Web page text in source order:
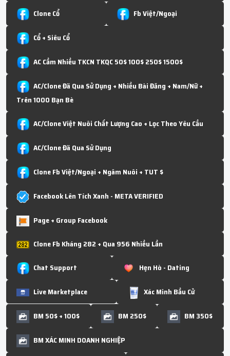
Clone Cổ Fb Việt/Ngoại
Cổ + Siêu Cổ
AC Cầm Nhiều TKCN TKQC 50$ 100$ 250$ 1500$
AC/Clone Đã Qua Sử Dụng + Nhiều Bài Đăng + Nam/Nữ +
Trên 1000 Bạn Bè
AC/Clone Việt Nuôi Chất Lượng Cao + Lọc Theo Yêu Cầu
AC/Clone Đã Qua Sử Dụng
Clone Fb Việt/Ngoại + Ngâm Nuôi + TUT $
Facebook Lên Tích Xanh - META VERIFIED
Page + Group Facebook
Clone Fb Kháng 282 + Qua 956 Nhiều Lần
Chat Support Hẹn Hò - Dating
Live Marketplace Xác Minh Bầu Cử
BM 50$ + 100$ BM 250$ BM 350$
BM XÁC MINH DOANH NGHIỆP